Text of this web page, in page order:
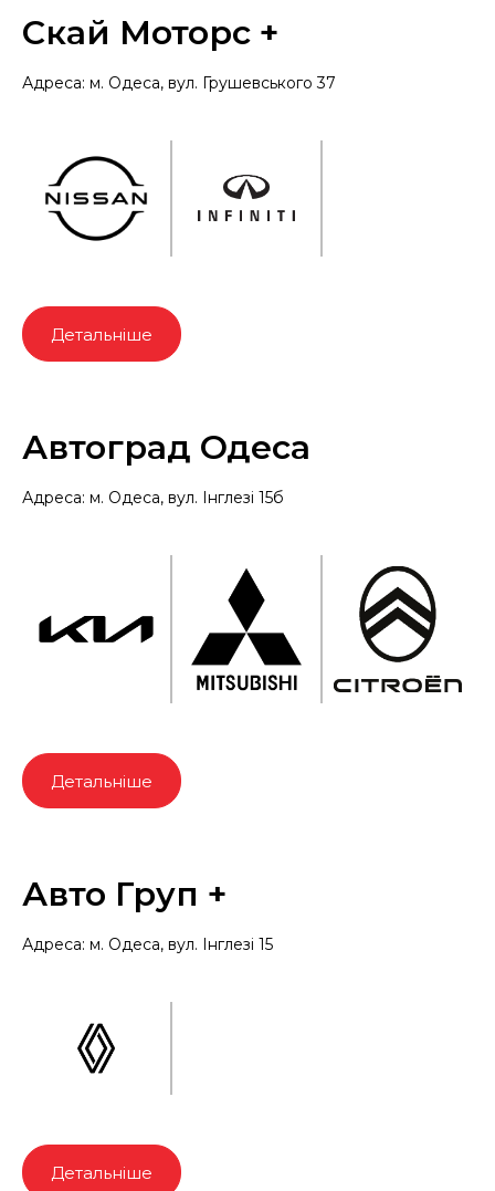
Скай Моторс +
Адреса: м. Одеса, вул. Грушевського 37
Детальніше
Автоград Одеса
Адреса: м. Одеса, вул. Інглезі 15б
Детальніше
Авто Груп +
Адреса: м. Одеса, вул. Інглезі 15
Детальніше